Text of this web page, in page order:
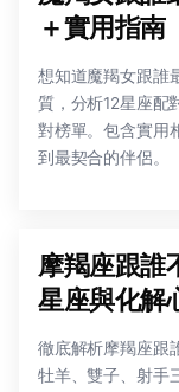
＋實用指南
想知道魔羯女跟誰
質，分析12星座配
對榜單。包含實用
到最契合的伴侶。
摩羯座跟誰
星座與化解
徹底解析摩羯座跟
牡羊、雙子、射手